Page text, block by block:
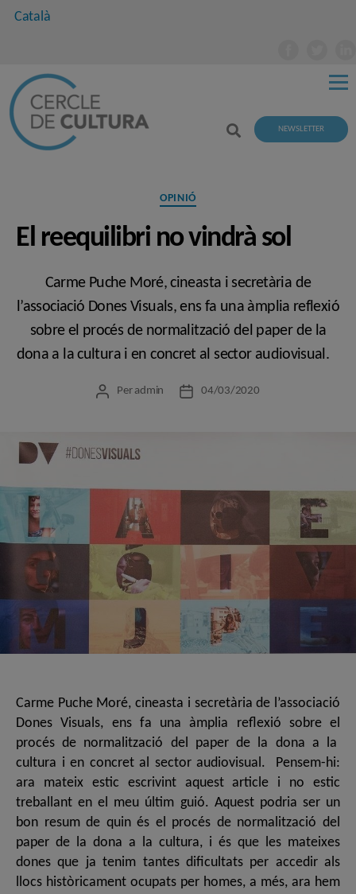
Català
NEWSLETTER
Categories
OPINIÓ
El reequilibri no vindrà sol
Carme Puche Moré, cineasta i secretària de
l’associació Dones Visuals, ens fa una àmplia reflexió
sobre el procés de normalització del paper de la
dona a la cultura i en concret al sector audiovisual.
Autor
Per admin
Data04/03/2020
Carme Puche Moré, cineasta i secretària de l’associació
Dones Visuals, ens fa una àmplia reflexió sobre el
procés de normalització del paper de la dona a la
cultura i en concret al sector audiovisual. Pensem-hi:
ara mateix estic escrivint aquest article i no estic
treballant en el meu últim guió. Aquest podria ser un
bon resum de quin és el procés de normalització del
paper de la dona a la cultura, i és que les mateixes
dones que ja tenim tantes dificultats per accedir als
llocs històricament ocupats per homes, a més, ara hem